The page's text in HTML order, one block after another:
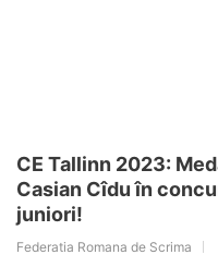
CE Tallinn 2023:
Casian Cîdu în
juniori!
Federatia Romana de Scrima